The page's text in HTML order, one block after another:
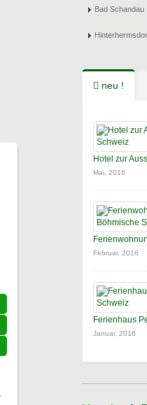
Bad Schandau
neu !
Hotel zur
Mai, 2016
Februar, 2016
Ferienhaus
Januar, 2016